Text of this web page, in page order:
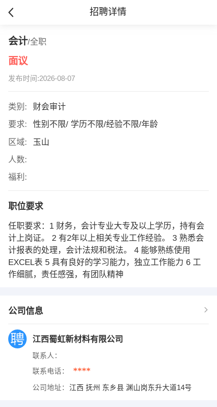
招聘详情
会计/全职
面议
发布时间:2026-08-07
类别:
财会审计
要求:
性别不限/ 学历不限/经验不限/年龄
区域:
玉山
人数:
福利:
职位要求
任职要求：1 财务，会计专业大专及以上学历，持有会
计上岗证。 2 有2年以上相关专业工作经验。 3 熟悉会
计报表的处理，会计法规和税法。 4 能够熟练使用
EXCEL表 5 具有良好的学习能力，独立工作能力 6 工
作细腻，责任感强，有团队精神
公司信息
江西蜀虹新材料有限公司
联系人：
联系电话： ****
公司地址： 江西 抚州 东乡县 渊山岗东升大道14号